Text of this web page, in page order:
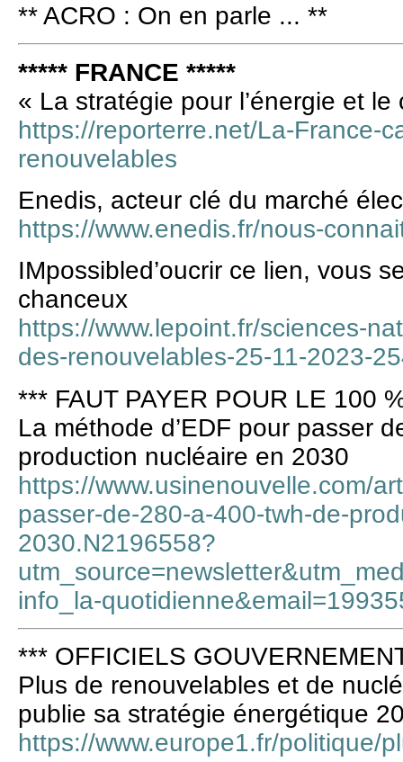
** ACRO : On en parle ... **
***** FRANCE *****
« La stratégie pour l’énergie et
https://reporterre.net/La-France-
renouvelables
Enedis, acteur clé du marché
https://www.enedis.fr/nous-
IMpossibled’oucrir ce lien, vous
chanceux
https://www.lepoint.fr/sciences-
des-renouvelables-25-11-2023-
*** FAUT PAYER POUR LE 100
La méthode d’EDF pour passer
production nucléaire en 2030
https://www.usinenouvelle.com/
passer-de-280-a-400-twh-de-
2030.N2196558?
info_la-
*** OFFICIELS
Plus de renouvelables et de
publie sa stratégie énergétique
https://www.europe1.fr/politique/